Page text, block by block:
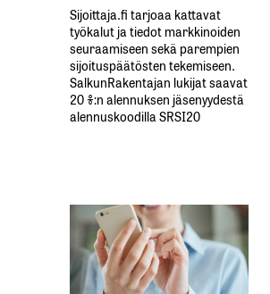
Sijoittaja.fi tarjoaa kattavat
työkalut ja tiedot markkinoiden
seuraamiseen sekä parempien
sijoituspäätösten tekemiseen.
SalkunRakentajan lukijat saavat
20 %:n alennuksen jäsenyydestä
alennuskoodilla SRSI20